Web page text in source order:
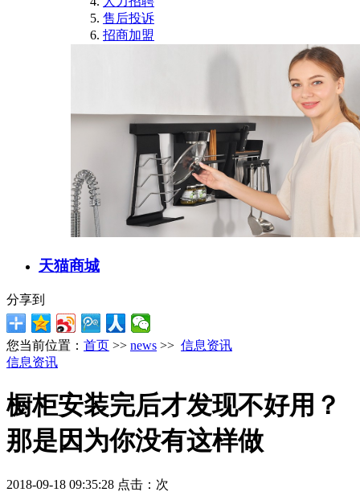
售后投诉
招商加盟
天猫商城
分享到
您当前位置： 首页 >> news >> 信息资讯
信息资讯
橱柜安装完后才发现不好用？
那是因为你没有这样做
2018-09-18 09:35:28 点击： 次